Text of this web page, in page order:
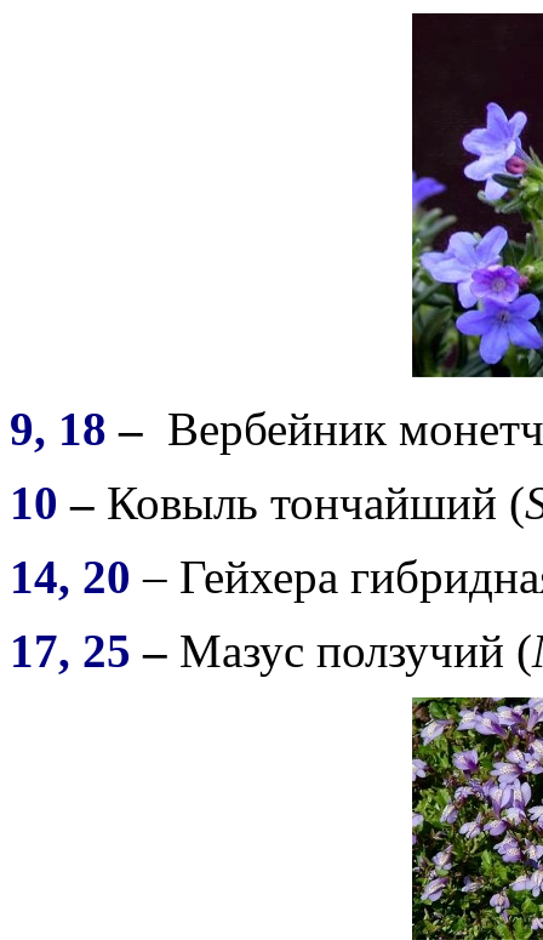
9, 18 – Вербейник
10 – Ковыль тончайший (
14, 20 – Гейхера
17, 25 – Мазус ползучий (